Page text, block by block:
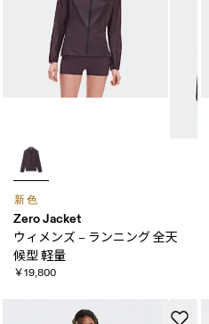
新色
Zero Jacket
ウィメンズ – ランニング 全天​
候型 軽量
￥19,800